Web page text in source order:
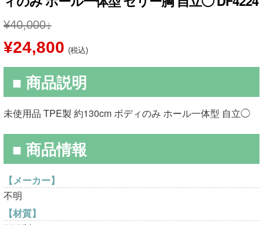
¥40,000
元
の
価
格
¥40,000
し
た。
¥24,800現
在
の
価
は
で
(税込)
■ 商品説明
未使用品 TPE製 約130cm ボディのみ ホール一体型 自立◯
■ 商品情報
【メーカー】
不明
【材質】